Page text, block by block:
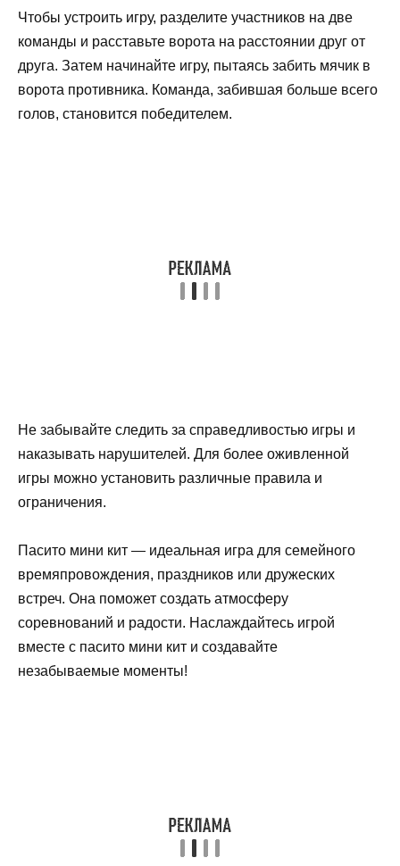
Чтобы устроить игру, разделите участников на две
команды и расставьте ворота на расстоянии друг от
друга. Затем начинайте игру, пытаясь забить мячик в
ворота противника. Команда, забившая больше всего
голов, становится победителем.
Не забывайте следить за справедливостью игры и
наказывать нарушителей. Для более оживленной
игры можно установить различные правила и
ограничения.
Пасито мини кит — идеальная игра для семейного
времяпровождения, праздников или дружеских
встреч. Она поможет создать атмосферу
соревнований и радости. Наслаждайтесь игрой
вместе с пасито мини кит и создавайте
незабываемые моменты!